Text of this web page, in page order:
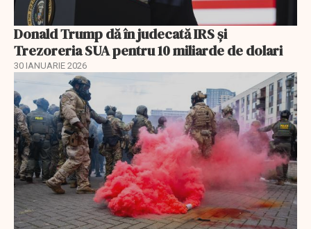
Donald Trump dă în judecată IRS și
Trezoreria SUA pentru 10 miliarde de dolari
30 IANUARIE 2026